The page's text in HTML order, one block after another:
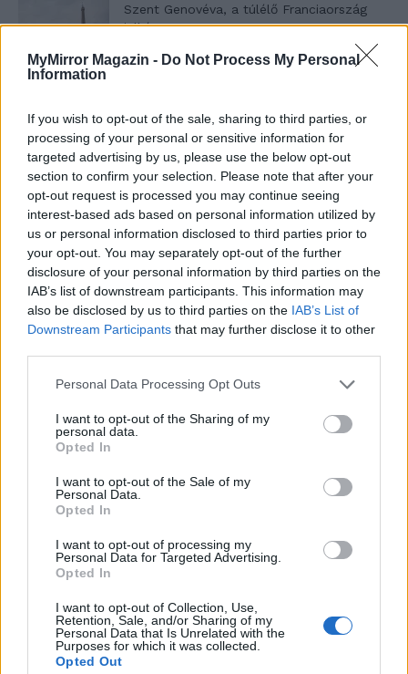
MyMirror Magazin - Do Not Process My Personal
Information
If you wish to opt-out of the sale, sharing to third parties, or
processing of your personal or sensitive information for
targeted advertising by us, please use the below opt-out
section to confirm your selection. Please note that after your
opt-out request is processed you may continue seeing
interest-based ads based on personal information utilized by
us or personal information disclosed to third parties prior to
your opt-out. You may separately opt-out of the further
disclosure of your personal information by third parties on the
IAB’s list of downstream participants. This information may
also be disclosed by us to third parties on the IAB’s List of
Downstream Participants that may further disclose it to other
Personal Data Processing Opt Outs
I want to opt-out of the Sharing of my
personal data.
Opted In
I want to opt-out of the Sale of my
Personal Data.
Opted In
I want to opt-out of processing my
Personal Data for Targeted Advertising.
Opted In
I want to opt-out of Collection, Use,
Retention, Sale, and/or Sharing of my
Personal Data that Is Unrelated with the
Purposes for which it was collected.
Opted Out
Szent Genovéva, a túlélő Franciaország
jelképe
Minka 11. rész
T. szereti a fiatal lányokat 14. rész
Pedig szóltam… – Miért nem hiszünk a
nőknek, amikor segítséget kérnek?
13. rész
Woody Allen megosztó zsenialitása